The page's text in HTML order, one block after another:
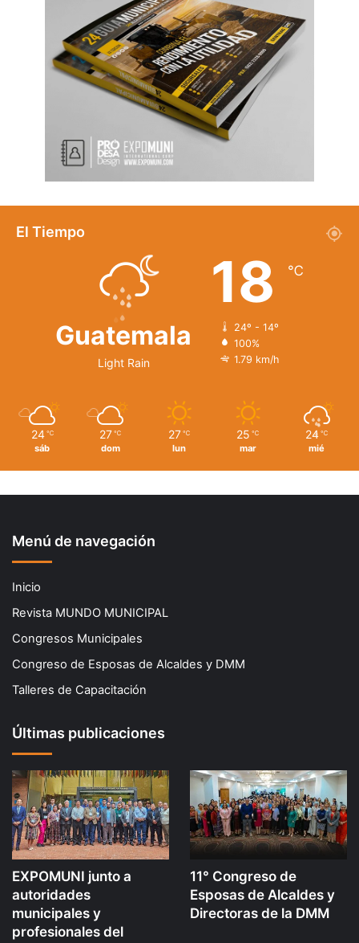
El Tiempo
Guatemala
Light Rain
18 ℃
24º - 14º
100%
1.79 km/h
24 ℃
sáb
27 ℃
dom
27 ℃
lun
25 ℃
mar
24 ℃
mié
Menú de navegación
Inicio
Revista MUNDO MUNICIPAL
Congresos Municipales
Congreso de Esposas de Alcaldes y DMM
Talleres de Capacitación
Últimas publicaciones
EXPOMUNI junto a
autoridades
municipales y
profesionales del
11° Congreso de
Esposas de Alcaldes y
Directoras de la DMM